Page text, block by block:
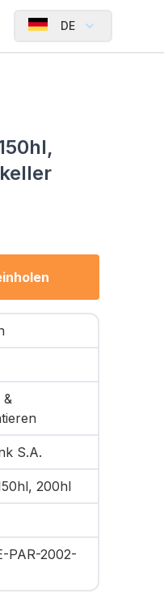
DE
&
S.A.
200hl
PAR-2002-